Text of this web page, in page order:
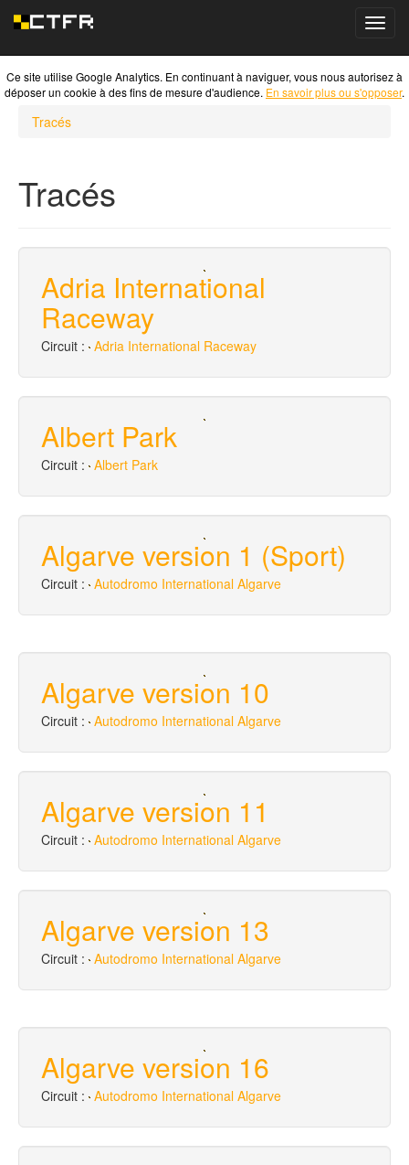
Ce site utilise Google Analytics. En continuant à naviguer, vous nous autorisez à
déposer un cookie à des fins de mesure d'audience. En savoir plus ou s'opposer.
Tracés
Tracés
Adria International
Raceway
Circuit : Adria International Raceway
Albert Park
Circuit : Albert Park
Algarve version 1 (Sport)
Circuit : Autodromo International Algarve
Algarve version 10
Circuit : Autodromo International Algarve
Algarve version 11
Circuit : Autodromo International Algarve
Algarve version 13
Circuit : Autodromo International Algarve
Algarve version 16
Circuit : Autodromo International Algarve